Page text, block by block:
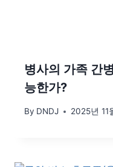
병사의 가족 간
능한가?
By DNDJ 2025년 11